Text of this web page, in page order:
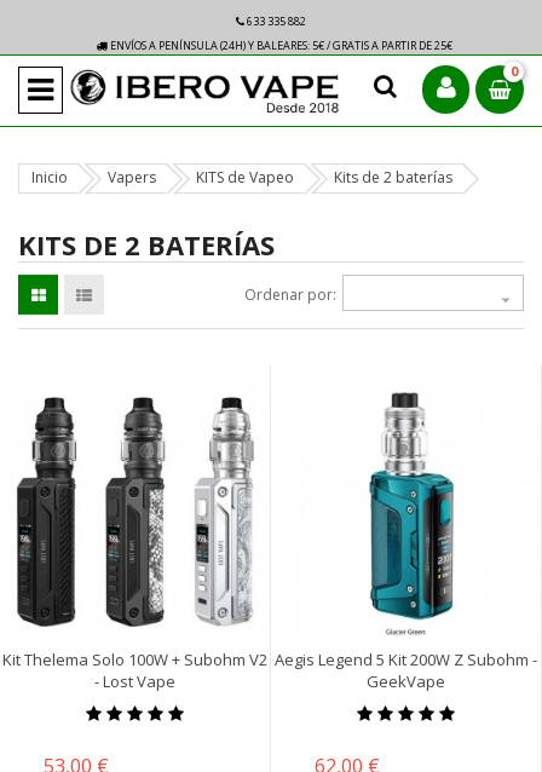
633 335 882
ENVÍOS A PENÍNSULA (24H) Y BALEARES: 5€ / GRATIS A PARTIR DE 25€
0
Inicio Vapers KITS de Vapeo Kits de 2 baterías
KITS DE 2 BATERÍAS
Ordenar por: 
Kit Thelema Solo 100W + Subohm V2
- Lost Vape
Precio
53,00 €
Aegis Legend 5 Kit 200W Z Subohm -
GeekVape
Precio
62,00 €